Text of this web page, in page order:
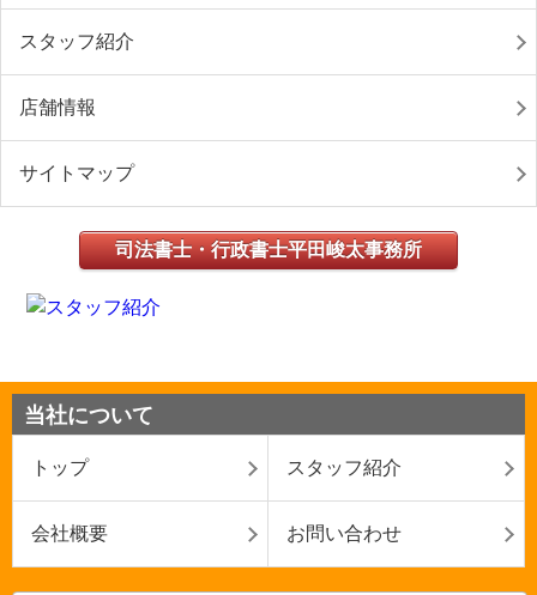
スタッフ紹介
店舗情報
サイトマップ
司法書士・行政書士平田峻太事務所
当社について
トップ スタッフ紹介
会社概要 お問い合わせ